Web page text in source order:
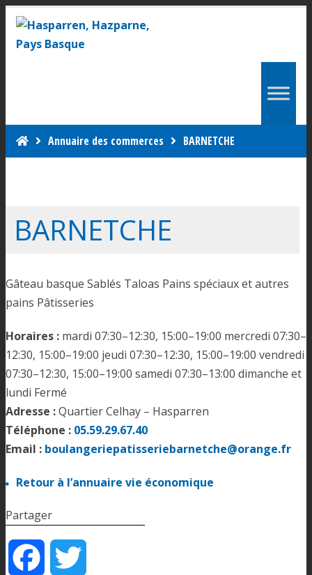
Annuaire des commerces BARNETCHE
BARNETCHE
Gâteau basque Sablés Taloas Pains spéciaux et autres
pains Pâtisseries
Horaires : mardi 07:30–12:30, 15:00–19:00 mercredi 07:30–
12:30, 15:00–19:00 jeudi 07:30–12:30, 15:00–19:00 vendredi
07:30–12:30, 15:00–19:00 samedi 07:30–13:00 dimanche et
lundi Fermé
Adresse :Quartier Celhay – Hasparren
Téléphone : 05.59.29.67.40
Email : boulangeriepatisseriebarnetche@orange.fr
Retour à l’annuaire vie économique
Partager
Facebook